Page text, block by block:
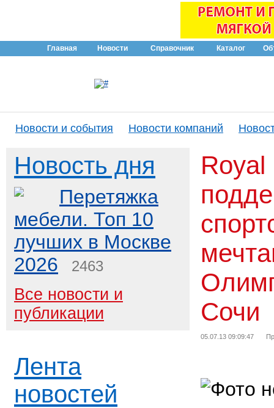
Главная Новости Справочник Каталог
Новости и события Новости компаний
Новость дня
Перетяжка
мебели. Топ 10
лучших в Москве
2026
2463
Все новости и
публикации
Лента
новостей
Royal
Сочи
05.07.13 09:09:47